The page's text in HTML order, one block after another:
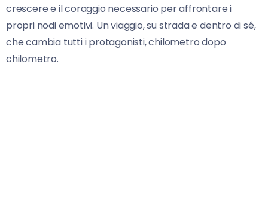
crescere e il coraggio necessario per affrontare i
propri nodi emotivi. Un viaggio, su strada e dentro di sé,
che cambia tutti i protagonisti, chilometro dopo
chilometro.